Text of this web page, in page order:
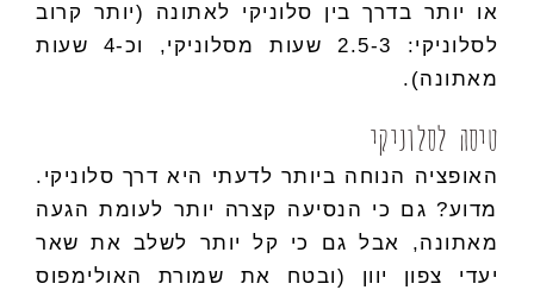
או יותר בדרך בין סלוניקי לאתונה (יותר קרוב
לסלוניקי: 2.5-3 שעות מסלוניקי, וכ-4 שעות
מאתונה).
טיסה לסלוניקי
האופציה הנוחה ביותר לדעתי היא דרך סלוניקי.
מדוע? גם כי הנסיעה קצרה יותר לעומת הגעה
מאתונה, אבל גם כי קל יותר לשלב את שאר
יעדי צפון יוון (ובטח את שמורת האולימפוס